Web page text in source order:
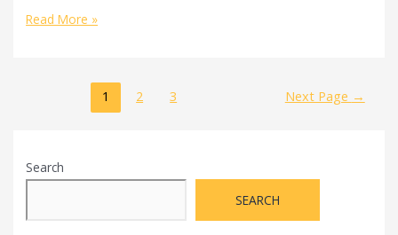
Panduan
Read More »
1 2 3 Next Page →
Search
SEARCH